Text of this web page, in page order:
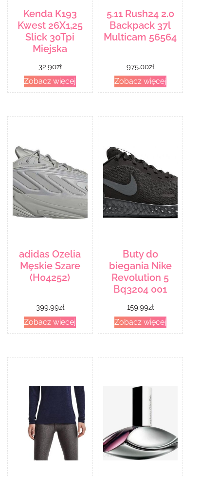
Kenda K193
Kwest 26X1,25
Slick 30Tpi
Miejska
32.90zł
Zobacz więcej
5.11 Rush24 2.0
Backpack 37l
Multicam 56564
975.00zł
Zobacz więcej
adidas Ozelia
Męskie Szare
(H04252)
399.99zł
Zobacz więcej
Buty do
biegania Nike
Revolution 5
Bq3204 001
159.99zł
Zobacz więcej